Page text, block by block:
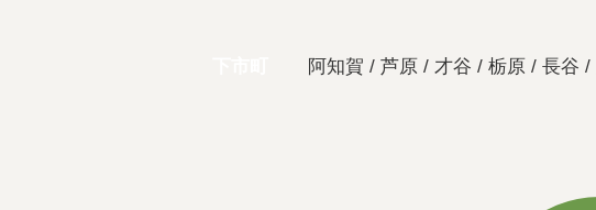
阿知賀 / 芦原 / 才谷 / 栃原 / 長谷